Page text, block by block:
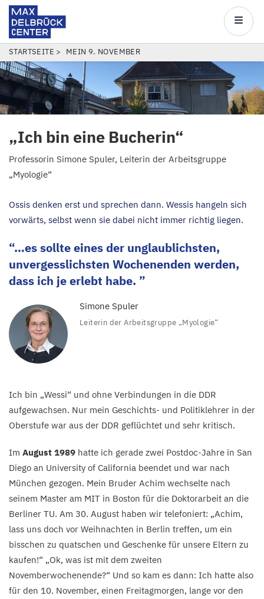
Direkt
zum
Inhalt
Center
Main
PFADNAVIGATION
STARTSEITE MEIN 9. NOVEMBER
„Ich bin eine Bucherin“
Professorin Simone Spuler, Leiterin der Arbeitsgruppe
„Myologie“
Ossis denken erst und sprechen dann. Wessis hangeln sich
vorwärts, selbst wenn sie dabei nicht immer richtig liegen.
…es sollte eines der unglaublichsten,
unvergesslichsten Wochenenden werden,
dass ich je erlebt habe.
Simone Spuler
Leiterin der Arbeitsgruppe „Myologie“
Ich bin „Wessi“ und ohne Verbindungen in die DDR
aufgewachsen. Nur mein Geschichts- und Politiklehrer in der
Oberstufe war aus der DDR geflüchtet und sehr kritisch.
Im August 1989 hatte ich gerade zwei Postdoc-Jahre in San
Diego an University of California beendet und war nach
München gezogen. Mein Bruder Achim wechselte nach
seinem Master am MIT in Boston für die Doktorarbeit an die
Berliner TU. Am 30. August haben wir telefoniert: „Achim,
lass uns doch vor Weihnachten in Berlin treffen, um ein
bisschen zu quatschen und Geschenke für unsere Eltern zu
kaufen!“ „Ok, was ist mit dem zweiten
Novemberwochenende?“ Und so kam es dann: Ich hatte also
für den 10. November, einen Freitagmorgen, lange vor den